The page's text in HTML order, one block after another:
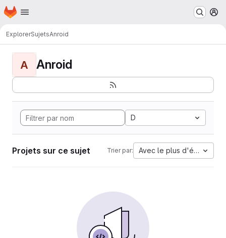
Passer au contenu principal
Page d'accueil
ExplorerSujetsAnroid
A Anroid
D
Projets sur ce sujet Trier par: Avec le plus d'étoiles